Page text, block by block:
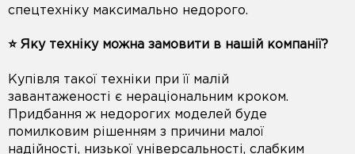
спецтехніку максимально недорого.
⭐️ Яку техніку можна замовити в нашій компанії?
Купівля такої техніки при її малій
завантаженості є нераціональним кроком.
Придбання ж недорогих моделей буде
помилковим рішенням з причини малої
надійності, низької універсальності, слабким